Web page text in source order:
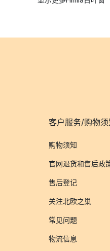
客户服务/购物须
购物须知
官网退货和售后政
售后登记
关注北欧之巢
常见问题
物流信息